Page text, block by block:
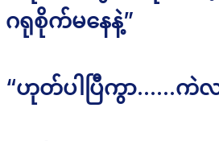
ဂရုစိုက်မနေနဲ့”
“ဟုတ်ပါပြီကွာ……ကဲလ